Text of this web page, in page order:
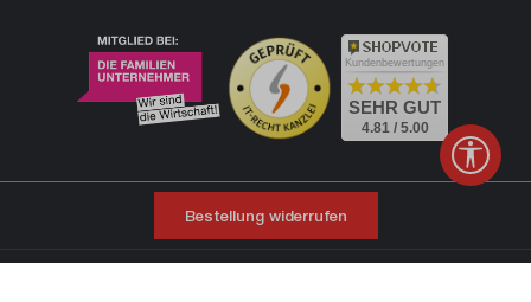
Kundenbewertungen
SEHR GUT
4.81 / 5.00
Bestellung widerrufen